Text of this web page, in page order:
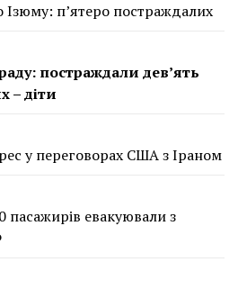
п’ятеро постраждалих
постраждали дев’ять
– діти
у переговорах США з Іраном
евакуювали з